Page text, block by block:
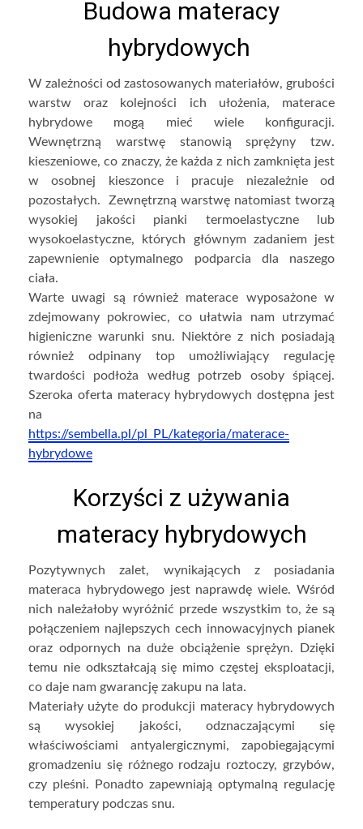
Budowa materacy
hybrydowych
W zależności od zastosowanych materiałów, grubości
warstw oraz kolejności ich ułożenia, materace
hybrydowe mogą mieć wiele konfiguracji.
Wewnętrzną warstwę stanowią sprężyny tzw.
kieszeniowe, co znaczy, że każda z nich zamknięta jest
w osobnej kieszonce i pracuje niezależnie od
pozostałych. Zewnętrzną warstwę natomiast tworzą
wysokiej jakości pianki termoelastyczne lub
wysokoelastyczne, których głównym zadaniem jest
zapewnienie optymalnego podparcia dla naszego
ciała.
Warte uwagi są również materace wyposażone w
zdejmowany pokrowiec, co ułatwia nam utrzymać
higieniczne warunki snu. Niektóre z nich posiadają
również odpinany top umożliwiający regulację
twardości podłoża według potrzeb osoby śpiącej.
Szeroka oferta materacy hybrydowych dostępna jest
na
https://sembella.pl/pl_PL/kategoria/materace-
hybrydowe
Korzyści z używania
materacy hybrydowych
Pozytywnych zalet, wynikających z posiadania
materaca hybrydowego jest naprawdę wiele. Wśród
nich należałoby wyróżnić przede wszystkim to, że są
połączeniem najlepszych cech innowacyjnych pianek
oraz odpornych na duże obciążenie sprężyn. Dzięki
temu nie odkształcają się mimo częstej eksploatacji,
co daje nam gwarancję zakupu na lata.
Materiały użyte do produkcji materacy hybrydowych
są wysokiej jakości, odznaczającymi się
właściwościami antyalergicznymi, zapobiegającymi
gromadzeniu się różnego rodzaju roztoczy, grzybów,
czy pleśni. Ponadto zapewniają optymalną regulację
temperatury podczas snu.